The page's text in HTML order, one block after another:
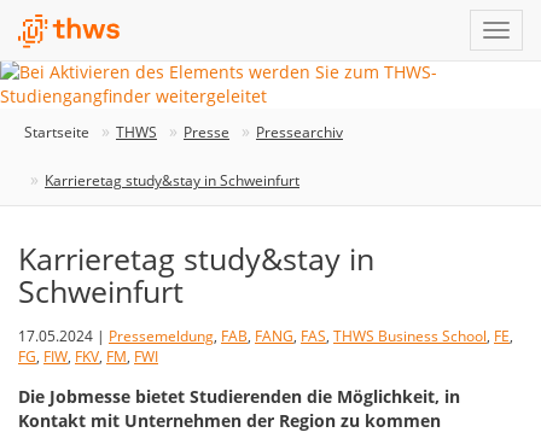
Startseite THWS Presse Pressearchiv
Karrieretag study&stay in Schweinfurt
Karrieretag study&stay in
Schweinfurt
17.05.2024 | Pressemeldung, FAB, FANG, FAS, THWS Business School, FE,
FG, FIW, FKV, FM, FWI
Die Jobmesse bietet Studierenden die Möglichkeit, in
Kontakt mit Unternehmen der Region zu kommen